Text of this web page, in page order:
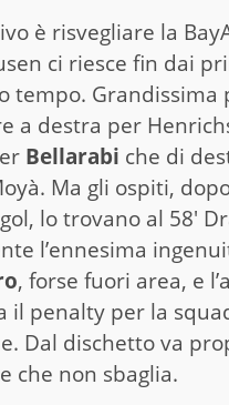
è risvegliare la
ci riesce fin dai
tempo. Grandissima
a destra per
Bellarabi che di
Ma gli ospiti,
lo trovano al 58′
l’ennesima
, forse fuori area, e
il penalty per la
Dal dischetto va
che non sbaglia.